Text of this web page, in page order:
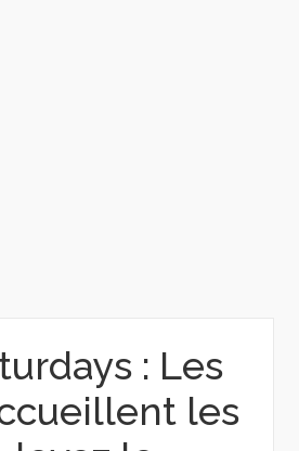
: Les
les